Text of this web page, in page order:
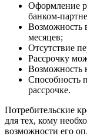
Оформление
банком-
Возможность
месяцев;
Отсутствие
Рассрочку
Возможность
Способность
рассрочке.
Потребительские
для тех, кому
возможности его